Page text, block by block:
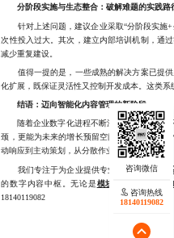
分阶段实施与生态整合：破解难题的实践路
针对上述问题，建议企业采取“分阶段实施+
次性投入过大。其次，建立内部培训机制，通
减少重复建设。
值得一提的是，一些成熟的解决方案已提供
化扩展，既保证灵活性又控制开发成本。这类
结语：迈向智能化内容管理的新阶段
随着企业数字化进程不断深入，内容管理已
颈，更能为未来的增长预留空间。一个具备前
动响应到主动策划，从分散作业到协同创新。
我们专注于为企业提供专业且高效的CMS
的数字内容中枢。无论是模块化架构搭建
18140119082
咨询热线
18140119082